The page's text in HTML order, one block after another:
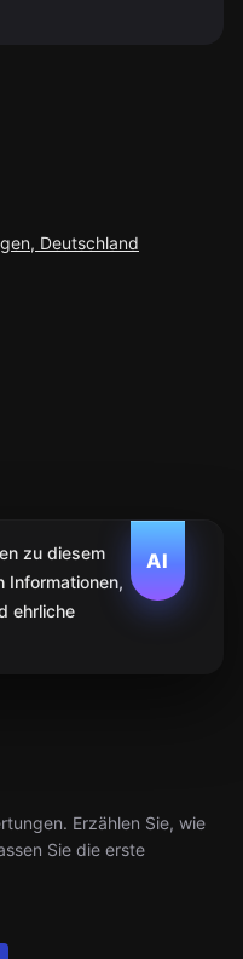
Deutschland
AI
zu diesem
Informationen,
ehrliche
Erzählen Sie, wie
Sie die erste